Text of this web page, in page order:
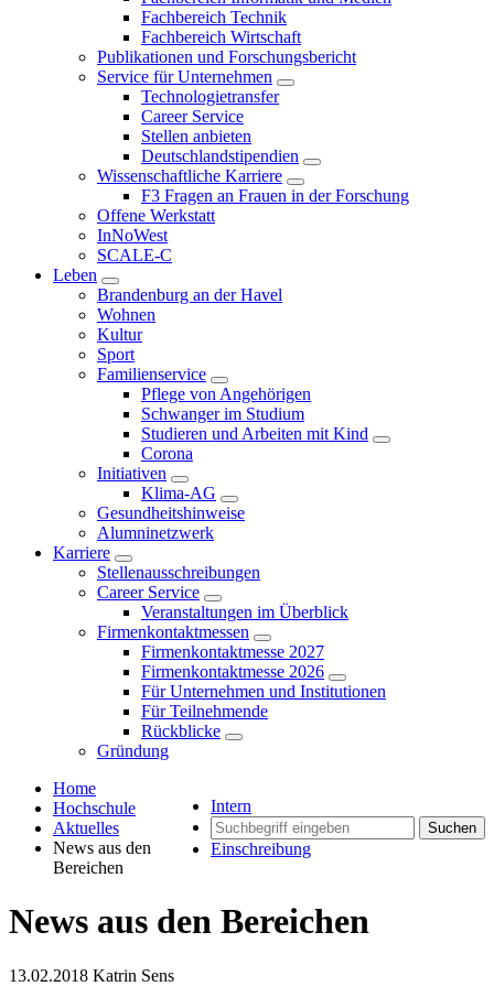
Fachbereich Technik
Fachbereich Wirtschaft
Publikationen und Forschungsbericht
Service für Unternehmen
Technologietransfer
Career Service
Stellen anbieten
Deutschlandstipendien
Wissenschaftliche Karriere
F3 Fragen an Frauen in der Forschung
Offene Werkstatt
InNoWest
SCALE-C
Leben
Brandenburg an der Havel
Wohnen
Kultur
Sport
Familienservice
Pflege von Angehörigen
Schwanger im Studium
Studieren und Arbeiten mit Kind
Corona
Initiativen
Klima-AG
Gesundheitshinweise
Alumninetzwerk
Karriere
Stellenausschreibungen
Career Service
Veranstaltungen im Überblick
Firmenkontaktmessen
Firmenkontaktmesse 2027
Firmenkontaktmesse 2026
Für Unternehmen und Institutionen
Für Teilnehmende
Rückblicke
Gründung
Intern
Suchen
Einschreibung
Home
Hochschule
Aktuelles
News aus den
Bereichen
News aus den Bereichen
13.02.2018 Katrin Sens